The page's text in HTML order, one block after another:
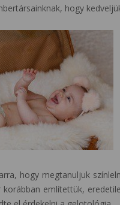
hogy
hogy megtanuljuk
korábban említettük,